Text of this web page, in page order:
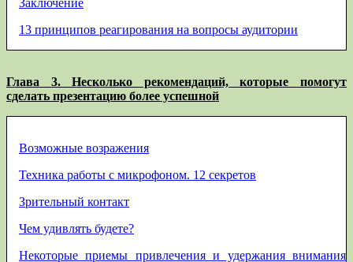
13 принципов реагирования на вопросы аудитории
Глава 3. Несколько рекомендаций, которые помогут
сделать презентацию более успешной
Возможные возражения
Техника работы с микрофоном. 12 секретов
Зрительный контакт
Чем удивлять будете?
Некоторые приемы привлечения и удержания внимания